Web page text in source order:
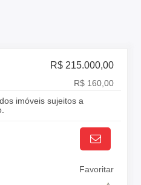
R$ 215.000,00
R$ 160,00
imóveis sujeitos a
Favoritar